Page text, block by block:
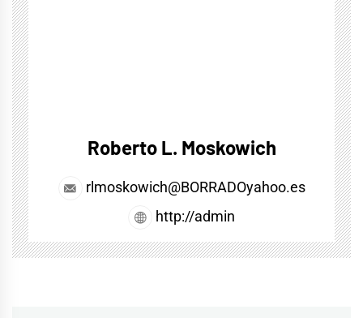
Roberto L. Moskowich
rlmoskowich@BORRADOyahoo.es
http://admin